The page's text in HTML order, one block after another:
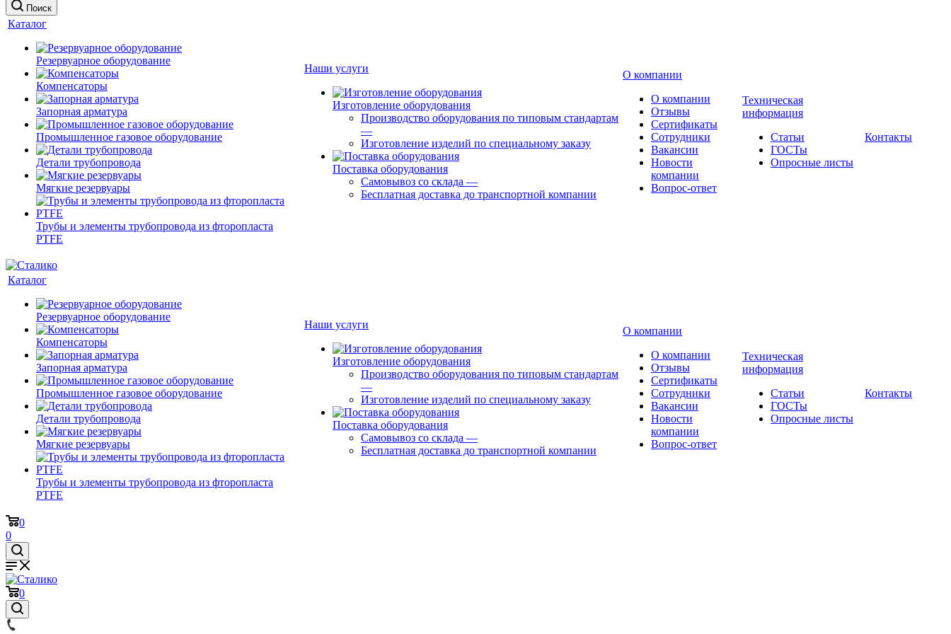
Поиск
Каталог
Резервуарное оборудование
Компенсаторы
Запорная арматура
Промышленное газовое оборудование
Детали трубопровода
Мягкие резервуары
Трубы и элементы трубопровода из фторопласта
PTFE
Наши услуги
Изготовление оборудования
Производство оборудования по типовым стандартам
—
Изготовление изделий по специальному заказу
Поставка оборудования
Самовывоз со склада —
Бесплатная доставка до транспортной компании
О компании
О компании
Отзывы
Сертификаты
Сотрудники
Вакансии
Новости
компании
Вопрос-ответ
Техническая
информация
Статьи
ГОСТы
Опросные листы
Контакты
Каталог
Резервуарное оборудование
Компенсаторы
Запорная арматура
Промышленное газовое оборудование
Детали трубопровода
Мягкие резервуары
Трубы и элементы трубопровода из фторопласта
PTFE
Наши услуги
Изготовление оборудования
Производство оборудования по типовым стандартам
—
Изготовление изделий по специальному заказу
Поставка оборудования
Самовывоз со склада —
Бесплатная доставка до транспортной компании
О компании
О компании
Отзывы
Сертификаты
Сотрудники
Вакансии
Новости
компании
Вопрос-ответ
Техническая
информация
Статьи
ГОСТы
Опросные листы
Контакты
0
0
0